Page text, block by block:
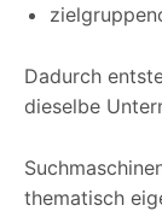
Dadurch
dieselbe
thematisch